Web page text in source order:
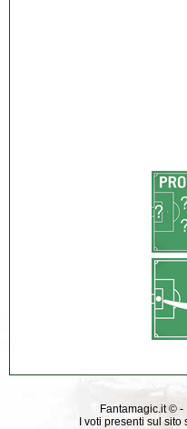
Fantamagic.it ©
I voti presenti sul